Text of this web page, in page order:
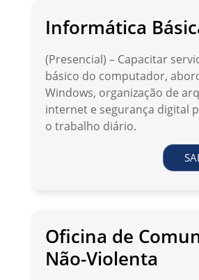
Informática
(Presencial) – Capacitar
básico do computador,
Windows, organização de
internet e segurança digital
o trabalho diário.
Oficina de
Não-Violenta